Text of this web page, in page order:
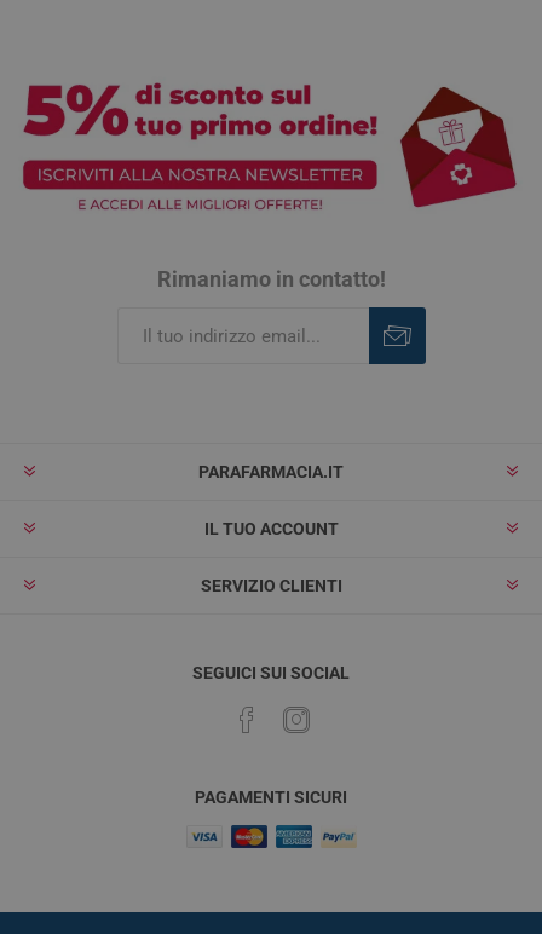
Rimaniamo in contatto!
PARAFARMACIA.IT
IL TUO ACCOUNT
SERVIZIO CLIENTI
SEGUICI SUI SOCIAL
PAGAMENTI SICURI